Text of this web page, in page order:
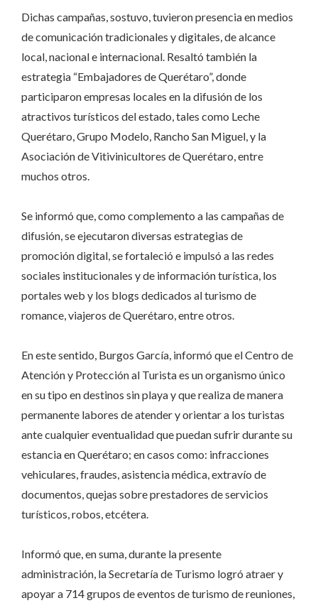
Dichas campañas, sostuvo, tuvieron presencia en medios
de comunicación tradicionales y digitales, de alcance
local, nacional e internacional. Resaltó también la
estrategia “Embajadores de Querétaro”, donde
participaron empresas locales en la difusión de los
atractivos turísticos del estado, tales como Leche
Querétaro, Grupo Modelo, Rancho San Miguel, y la
Asociación de Vitivinicultores de Querétaro, entre
muchos otros.
Se informó que, como complemento a las campañas de
difusión, se ejecutaron diversas estrategias de
promoción digital, se fortaleció e impulsó a las redes
sociales institucionales y de información turística, los
portales web y los blogs dedicados al turismo de
romance, viajeros de Querétaro, entre otros.
En este sentido, Burgos García, informó que el Centro de
Atención y Protección al Turista es un organismo único
en su tipo en destinos sin playa y que realiza de manera
permanente labores de atender y orientar a los turistas
ante cualquier eventualidad que puedan sufrir durante su
estancia en Querétaro; en casos como: infracciones
vehiculares, fraudes, asistencia médica, extravío de
documentos, quejas sobre prestadores de servicios
turísticos, robos, etcétera.
Informó que, en suma, durante la presente
administración, la Secretaría de Turismo logró atraer y
apoyar a 714 grupos de eventos de turismo de reuniones,